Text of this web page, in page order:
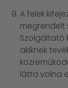
A felek
megrendelt
Szolgáltató
akiknek
látta volna